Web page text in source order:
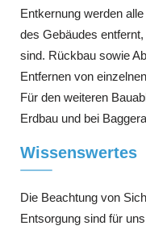
Entkernung werden
des Gebäudes
sind. Rückbau sowie
Entfernen von
Für den weiteren
Erdbau und bei
Wissenswertes
Die Beachtung von
Entsorgung sind für